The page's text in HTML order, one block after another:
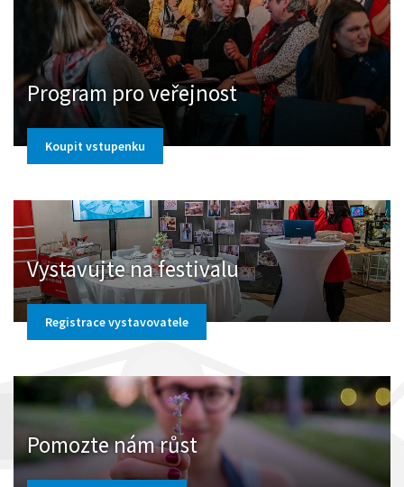
Program pro veřejnost
Koupit vstupenku
Vystavujte na festivalu
Registrace vystavovatele
Pomozte nám růst